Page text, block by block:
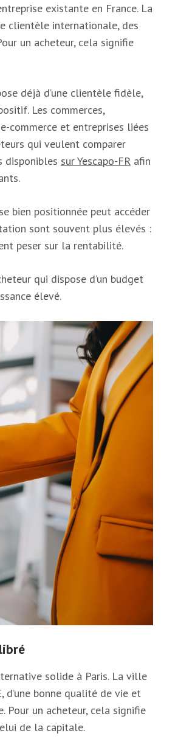
existante en France. La
clientèle internationale, des
un acheteur, cela signifie
déjà d’une clientèle fidèle,
Les commerces,
commerce et entreprises liées
qui veulent comparer
disponibles sur Yescapo-FR afin
bien positionnée peut accéder
sont souvent plus élevés :
peser sur la rentabilité.
qui dispose d’un budget
élevé.
solide à Paris. La ville
d’une bonne qualité de vie et
Pour un acheteur, cela signifie
de la capitale.